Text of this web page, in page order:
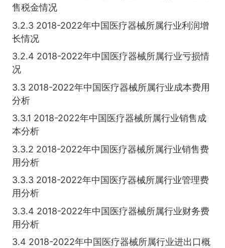
售税金情况
3.2.3 2018-2022年中国医疗器械所属行业利润增
长情况
3.2.4 2018-2022年中国医疗器械所属行业亏损情
况
3.3 2018-2022年中国医疗器械所属行业成本费用
分析
3.3.1 2018-2022年中国医疗器械所属行业销售成
本分析
3.3.2 2018-2022年中国医疗器械所属行业销售费
用分析
3.3.3 2018-2022年中国医疗器械所属行业管理费
用分析
3.3.4 2018-2022年中国医疗器械所属行业财务费
用分析
3.4 2018-2022年中国医疗器械所属行业进出口概